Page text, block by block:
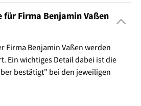
für Firma Benjamin Vaßen
Firma Benjamin Vaßen werden
Ein wichtiges Detail dabei ist die
bestätigt" bei den jeweiligen